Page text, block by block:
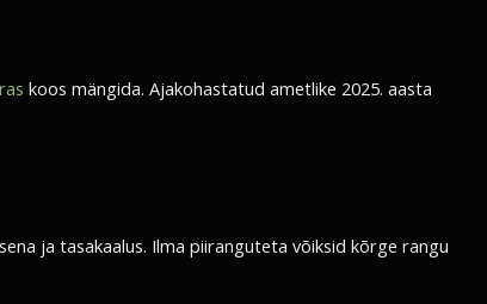
koos mängida. Ajakohastatud ametlike 2025. aasta
ja tasakaalus. Ilma piiranguteta võiksid kõrge rangu